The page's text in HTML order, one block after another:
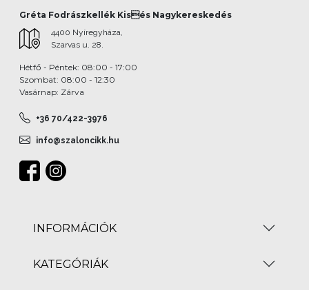
Gréta Fodrászkellék Kisés Nagykereskedés
4400 Nyíregyháza,
Szarvas u. 28.
Hétfő - Péntek: 08:00 - 17:00
Szombat: 08:00 - 12:30
Vasárnap: Zárva
+36 70/422-3976
info@szaloncikk.hu
INFORMÁCIÓK
KATEGÓRIÁK